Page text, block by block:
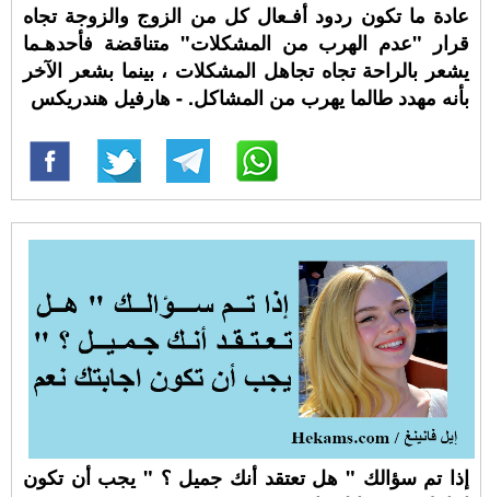
عادة ما تكون ردود أفـعال كل من الزوج والزوجة تجاه
قرار "عدم الهرب من المشكلات" متناقضة فأحدهـما
يشعر بالراحة تجاه تجاهل المشكلات ، بينما بشعر الآخر
بأنه مهدد طالما يهرب من المشاكل. - هارفيل هندريكس
إذا تم سؤالك " هل تعتقد أنك جميل ؟ " يجب أن تكون